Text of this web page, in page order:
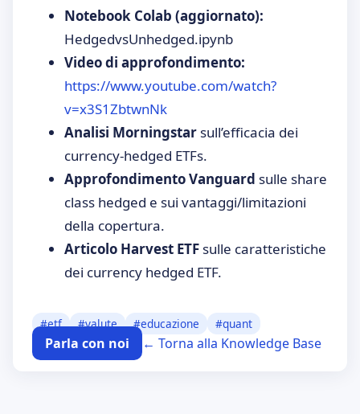
Notebook Colab (aggiornato):
HedgedvsUnhedged.ipynb
Video di approfondimento:
https://www.youtube.com/watch?
v=x3S1ZbtwnNk
Analisi Morningstarsull’efficacia dei
currency-hedged ETFs.
Approfondimento Vanguard sulle share
class hedged e sui vantaggi/limitazioni
della copertura.
Articolo Harvest ETFsulle caratteristiche
dei currency hedged ETF.
#etf #valute #educazione #quant
Parla con noi ← Torna alla Knowledge Base